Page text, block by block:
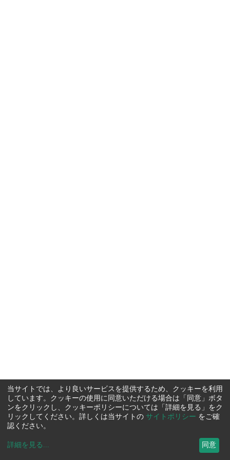
当サイトでは、より良いサービスを提供するため、クッキーを利用
しています。クッキーの使用に同意いただける場合は「同意」ボタ
ンをクリックし、クッキーポリシーについては「詳細を見る」をク
リックしてください。詳しくは当サイトの サイトポリシー をご確
認ください。
詳細を見る ... 同意